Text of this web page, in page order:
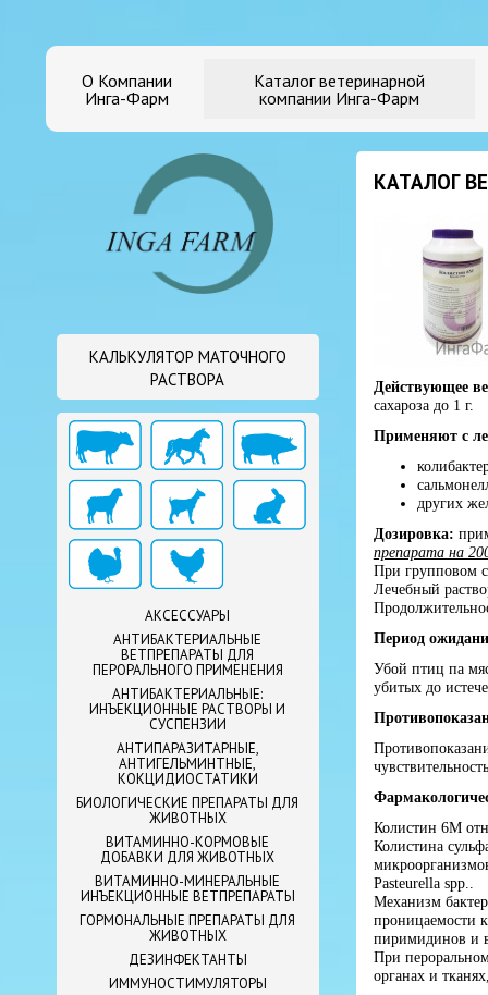
О Компании
Инга-Фарм
Каталог ветеринарной
компании Инга-Фарм
КАЛЬКУЛЯТОР МАТОЧНОГО
РАСТВОРА
АКСЕССУАРЫ
АНТИБАКТЕРИАЛЬНЫЕ
ВЕТПРЕПАРАТЫ ДЛЯ
ПЕРОРАЛЬНОГО ПРИМЕНЕНИЯ
АНТИБАКТЕРИАЛЬНЫЕ:
ИНЪЕКЦИОННЫЕ РАСТВОРЫ И
СУСПЕНЗИИ
АНТИПАРАЗИТАРНЫЕ,
АНТИГЕЛЬМИНТНЫЕ,
КОКЦИДИОСТАТИКИ
БИОЛОГИЧЕСКИЕ ПРЕПАРАТЫ ДЛЯ
ЖИВОТНЫХ
ВИТАМИННО-КОРМОВЫЕ
ДОБАВКИ ДЛЯ ЖИВОТНЫХ
ВИТАМИННО-МИНЕРАЛЬНЫЕ
ИНЪЕКЦИОННЫЕ ВЕТПРЕПАРАТЫ
ГОРМОНАЛЬНЫЕ ПРЕПАРАТЫ ДЛЯ
ЖИВОТНЫХ
ДЕЗИНФЕКТАНТЫ
ИММУНОСТИМУЛЯТОРЫ
КАТАЛОГ
Действующее
сахароза до 1 г.
Применяют с
других
Дозировка:
препарата на
При групповом
Лечебный
Период
Убой птиц па
убитых до
Колистин 6М
Колистина
Pasteurella spp..
Механизм
проницаемости
пиримидинов и
При
органах и